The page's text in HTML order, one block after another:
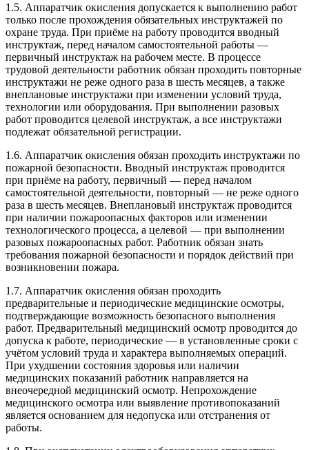
1.5. Аппаратчик окисления допускается к выполнению работ
только после прохождения обязательных инструктажей по
охране труда. При приёме на работу проводится вводный
инструктаж, перед началом самостоятельной работы —
первичный инструктаж на рабочем месте. В процессе
трудовой деятельности работник обязан проходить повторные
инструктажи не реже одного раза в шесть месяцев, а также
внеплановые инструктажи при изменении условий труда,
технологии или оборудования. При выполнении разовых
работ проводится целевой инструктаж, а все инструктажи
подлежат обязательной регистрации.
1.6. Аппаратчик окисления обязан проходить инструктажи по
пожарной безопасности. Вводный инструктаж проводится
при приёме на работу, первичный — перед началом
самостоятельной деятельности, повторный — не реже одного
раза в шесть месяцев. Внеплановый инструктаж проводится
при наличии пожароопасных факторов или изменении
технологического процесса, а целевой — при выполнении
разовых пожароопасных работ. Работник обязан знать
требования пожарной безопасности и порядок действий при
возникновении пожара.
1.7. Аппаратчик окисления обязан проходить
предварительные и периодические медицинские осмотры,
подтверждающие возможность безопасного выполнения
работ. Предварительный медицинский осмотр проводится до
допуска к работе, периодические — в установленные сроки с
учётом условий труда и характера выполняемых операций.
При ухудшении состояния здоровья или наличии
медицинских показаний работник направляется на
внеочередной медицинский осмотр. Непрохождение
медицинского осмотра или выявление противопоказаний
является основанием для недопуска или отстранения от
работы.